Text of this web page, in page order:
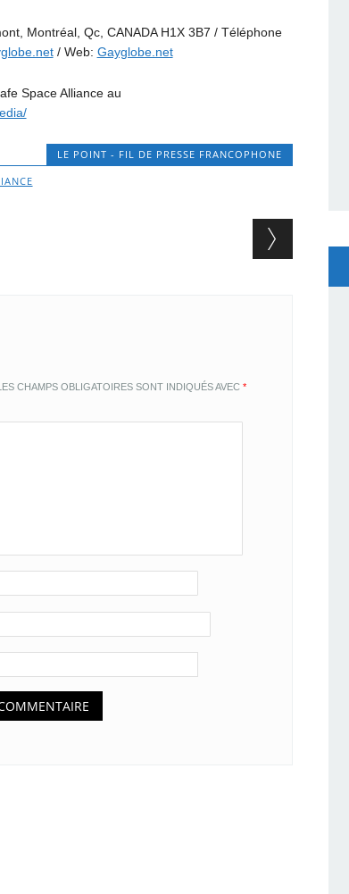
Montréal, Qc, CANADA H1X 3B7 / Téléphone
/ Web: Gayglobe.net
Space Alliance au
LE POINT - FIL DE PRESSE FRANCOPHONE
CHAMPS OBLIGATOIRES SONT INDIQUÉS AVEC *